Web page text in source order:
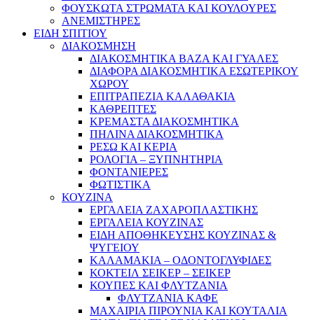
ΦΟΥΣΚΩΤΑ ΣΤΡΩΜΑΤΑ ΚΑΙ ΚΟΥΛΟΥΡΕΣ
ΑΝΕΜΙΣΤΗΡΕΣ
ΕΙΔΗ ΣΠΙΤΙΟΥ
ΔΙΑΚΟΣΜΗΣΗ
ΔΙΑΚΟΣΜΗΤΙΚΑ ΒΑΖΑ ΚΑΙ ΓΥΑΛΕΣ
ΔΙΑΦΟΡΑ ΔΙΑΚΟΣΜΗΤΙΚΑ ΕΣΩΤΕΡΙΚΟΥ
ΧΩΡΟΥ
ΕΠΙΤΡΑΠΕΖΙΑ ΚΑΛΑΘΑΚΙΑ
ΚΑΘΡΕΠΤΕΣ
ΚΡΕΜΑΣΤΑ ΔΙΑΚΟΣΜΗΤΙΚΑ
ΠΗΛΙΝΑ ΔΙΑΚΟΣΜΗΤΙΚΑ
ΡΕΣΩ ΚΑΙ ΚΕΡΙΑ
ΡΟΛΟΓΙΑ – ΞΥΠΝΗΤΗΡΙΑ
ΦΟΝΤΑΝΙΕΡΕΣ
ΦΩΤΙΣΤΙΚΑ
ΚΟΥΖΙΝΑ
ΕΡΓΑΛΕΙΑ ΖΑΧΑΡΟΠΛΑΣΤΙΚΗΣ
ΕΡΓΑΛΕΙΑ ΚΟΥΖΙΝΑΣ
ΕΙΔΗ ΑΠΟΘΗΚΕΥΣΗΣ ΚΟΥΖΙΝΑΣ &
ΨΥΓΕΙΟΥ
ΚΑΛΑΜΑΚΙΑ – ΟΔΟΝΤΟΓΛΥΦΙΔΕΣ
ΚΟΚΤΕΙΛ ΣΕΙΚΕΡ – ΣΕΙΚΕΡ
ΚΟΥΠΕΣ ΚΑΙ ΦΛΥΤΖΑΝΙΑ
ΦΛΥΤΖΑΝΙΑ ΚΑΦΕ
ΜΑΧΑΙΡΙΑ ΠΙΡΟΥΝΙΑ ΚΑΙ ΚΟΥΤΑΛΙΑ